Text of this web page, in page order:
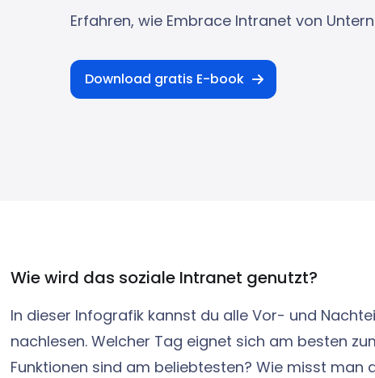
Erfahren, wie Embrace Intranet von
Download gratis E-book
Wie wird das soziale Intranet genutzt?
In dieser Infografik kannst du alle Vor- und
nachlesen. Welcher Tag eignet sich am besten
Funktionen sind am beliebtesten? Wie misst man